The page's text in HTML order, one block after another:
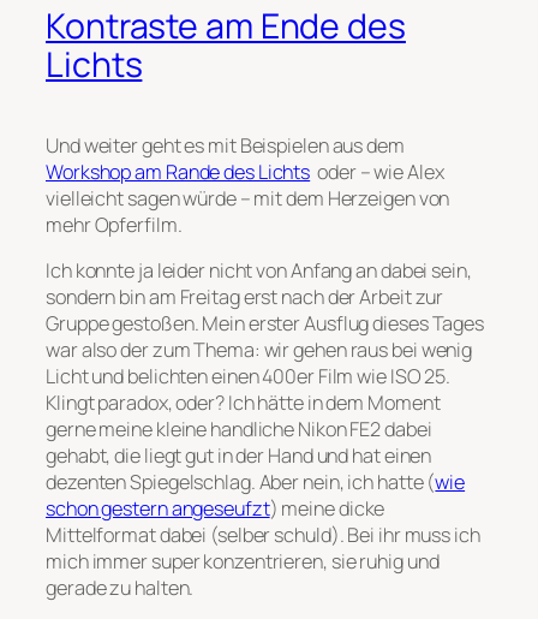
Kontraste am Ende des
Lichts
Und weiter geht es mit Beispielen aus dem
Workshop am Rande des Lichts oder – wie Alex
vielleicht sagen würde – mit dem Herzeigen von
mehr Opferfilm.
Ich konnte ja leider nicht von Anfang an dabei sein,
sondern bin am Freitag erst nach der Arbeit zur
Gruppe gestoßen. Mein erster Ausflug dieses Tages
war also der zum Thema: wir gehen raus bei wenig
Licht und belichten einen 400er Film wie ISO 25.
Klingt paradox, oder? Ich hätte in dem Moment
gerne meine kleine handliche Nikon FE2 dabei
gehabt, die liegt gut in der Hand und hat einen
dezenten Spiegelschlag. Aber nein, ich hatte (wie
schon gestern angeseufzt) meine dicke
Mittelformat dabei (selber schuld). Bei ihr muss ich
mich immer super konzentrieren, sie ruhig und
gerade zu halten.